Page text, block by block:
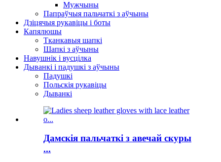
Мужчыны
Папраўчыя пальчаткі з аўчыны
Дзіцячыя рукавіцы і боты
Капялюшы
Тканкавыя шапкі
Шапкі з аўчыны
Навушнік і вусцілка
Дыванкі і падушкі з аўчыны
Падушкі
Польскія рукавіцы
Дыванкі
Дамскія пальчаткі з авечай скуры
...